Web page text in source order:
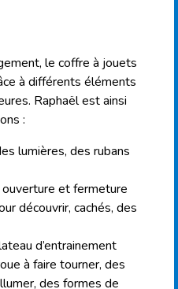
le coffre à jouets
à différents éléments
Raphaël est ainsi
:
lumières, des rubans
ouverture et fermeture
découvrir, cachés, des
d’entrainement
à faire tourner, des
des formes de